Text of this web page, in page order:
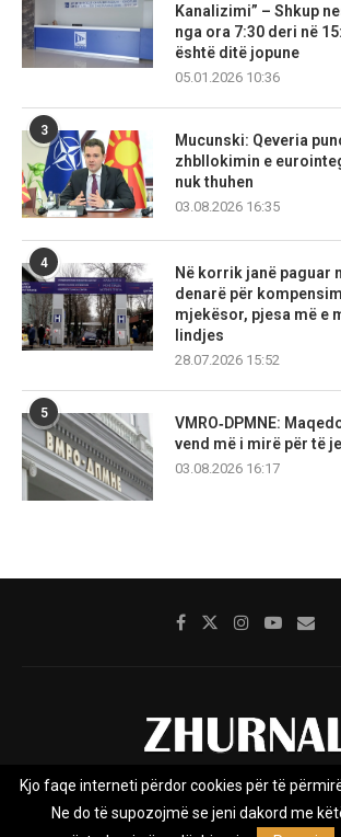
Kanalizimi” – Shkup
nga ora 7:30 deri në
është ditë jopune
05.01.2026 10:36
3
Mucunski: Qeveria
zhbllokimin e
nuk thuhen
03.08.2026 16:35
4
Në korrik janë paguar
denarë për
mjekësor, pjesa më e
lindjes
28.07.2026 15:52
5
VMRO‑DPMNE:
vend më i mirë për të
03.08.2026 16:17
Rreth nesh Impresumi
Privacy Policy
Kjo faqe interneti përdor cookies për të
Ne do të supozojmë se jeni dakord me